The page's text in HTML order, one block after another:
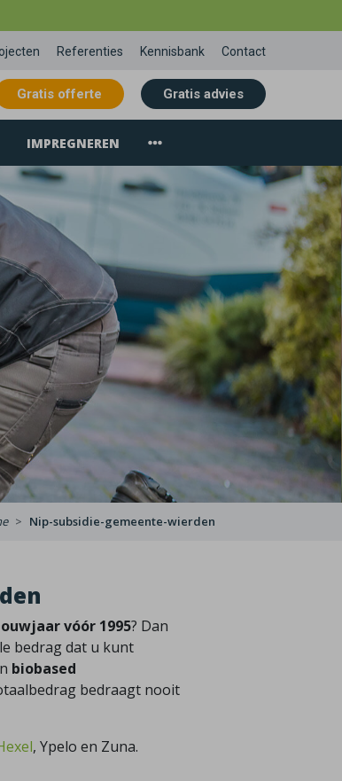
Referenties Kennisbank Contact
Gratis offerte Gratis advies
IMPREGNEREN
Nip-subsidie-gemeente-wierden
vóór 1995? Dan
bedrag dat u kunt
biobased
bedraagt nooit
, Ypelo en Zuna.